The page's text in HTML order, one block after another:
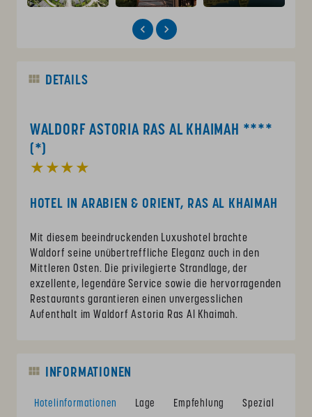
DETAILS
WALDORF ASTORIA RAS AL KHAIMAH ****
(*)
★★★★
HOTEL IN ARABIEN & ORIENT, RAS AL KHAIMAH
Mit diesem beeindruckenden Luxushotel brachte
Waldorf seine unübertreffliche Eleganz auch in den
Mittleren Osten. Die privilegierte Strandlage, der
exzellente, legendäre Service sowie die hervorragenden
Restaurants garantieren einen unvergesslichen
Aufenthalt im Waldorf Astoria Ras Al Khaimah.
INFORMATIONEN
Hotelinformationen Lage Empfehlung Spezial